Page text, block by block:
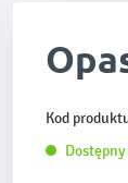
Kod